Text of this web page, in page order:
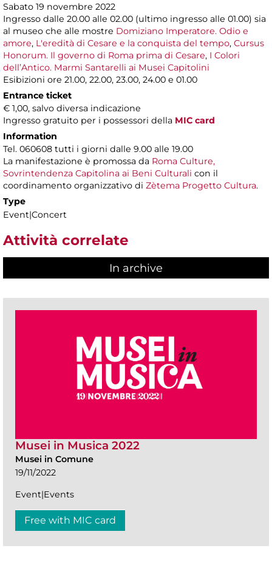
Sabato 19 novembre 2022
Ingresso dalle 20.00 alle 02.00 (ultimo ingresso alle 01.00) sia
al museo che alle mostre Domiziano Imperatore. Odio e
amore, L'eredità di Cesare e la conquista del tempo, Cursus
Honorum. Il governo di Roma prima di Cesare, I Colori
dell’Antico. Marmi Santarelli ai Musei Capitolini
Esibizioni ore 21.00, 22.00, 23.00, 24.00 e 01.00
Entrance ticket
€ 1,00, salvo diversa indicazione
Ingresso gratuito per i possessori della MIC card
Information
Tel. 060608 tutti i giorni dalle 9.00 alle 19.00
La manifestazione è promossa da Roma Culture,
Sovrintendenza Capitolina ai Beni Culturali con il
coordinamento organizzativo di Zètema Progetto Cultura.
Type
Event|Concert
Attività correlate
In archive
Musei in Musica 2022
Musei in Comune
19/11/2022
Event|Events
Free with MIC card